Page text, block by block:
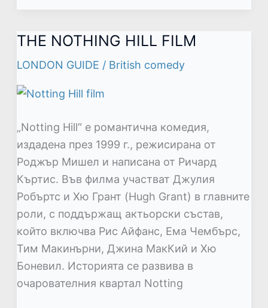
THE NOTHING HILL FILM
LONDON GUIDE / British comedy
„Notting Hill“ е романтична комедия,
издадена през 1999 г., режисирана от
Роджър Мишел и написана от Ричард
Къртис. Във филма участват Джулия
Робъртс и Хю Грант (Hugh Grant) в главните
роли, с поддържащ актьорски състав,
който включва Рис Айфанс, Ема Чембърс,
Тим Макинърни, Джина МакКий и Хю
Боневил. Историята се развива в
очарователния квартал Notting
THE
FILM